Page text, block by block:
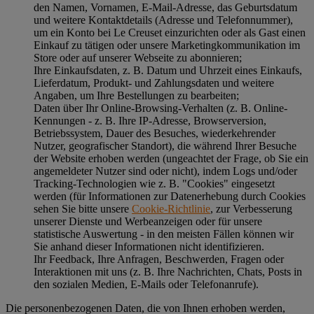
den Namen, Vornamen, E-Mail-Adresse, das Geburtsdatum
und weitere Kontaktdetails (Adresse und Telefonnummer),
um ein Konto bei Le Creuset einzurichten oder als Gast einen
Einkauf zu tätigen oder unsere Marketingkommunikation im
Store oder auf unserer Webseite zu abonnieren;
Ihre Einkaufsdaten, z. B. Datum und Uhrzeit eines Einkaufs,
Lieferdatum, Produkt- und Zahlungsdaten und weitere
Angaben, um Ihre Bestellungen zu bearbeiten;
Daten über Ihr Online-Browsing-Verhalten (z. B. Online-
Kennungen - z. B. Ihre IP-Adresse, Browserversion,
Betriebssystem, Dauer des Besuches, wiederkehrender
Nutzer, geografischer Standort), die während Ihrer Besuche
der Website erhoben werden (ungeachtet der Frage, ob Sie ein
angemeldeter Nutzer sind oder nicht), indem Logs und/oder
Tracking-Technologien wie z. B. "Cookies" eingesetzt
werden (für Informationen zur Datenerhebung durch Cookies
sehen Sie bitte unsere Cookie-Richtlinie, zur Verbesserung
unserer Dienste und Werbeanzeigen oder für unsere
statistische Auswertung - in den meisten Fällen können wir
Sie anhand dieser Informationen nicht identifizieren.
Ihr Feedback, Ihre Anfragen, Beschwerden, Fragen oder
Interaktionen mit uns (z. B. Ihre Nachrichten, Chats, Posts in
den sozialen Medien, E-Mails oder Telefonanrufe).
Die personenbezogenen Daten, die von Ihnen erhoben werden,